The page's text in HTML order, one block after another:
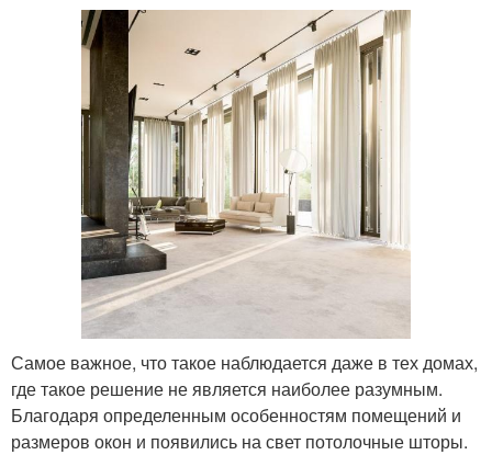
Самое важное, что такое наблюдается даже в тех домах,
где такое решение не является наиболее разумным.
Благодаря определенным особенностям помещений и
размеров окон и появились на свет потолочные шторы.